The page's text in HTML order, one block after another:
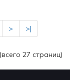
> >|
27 страниц)